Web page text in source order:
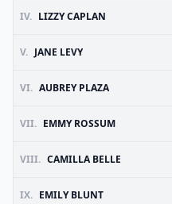
IV. LIZZY CAPLAN
V. JANE LEVY
VI. AUBREY PLAZA
VII. EMMY ROSSUM
VIII. CAMILLA BELLE
IX. EMILY BLUNT